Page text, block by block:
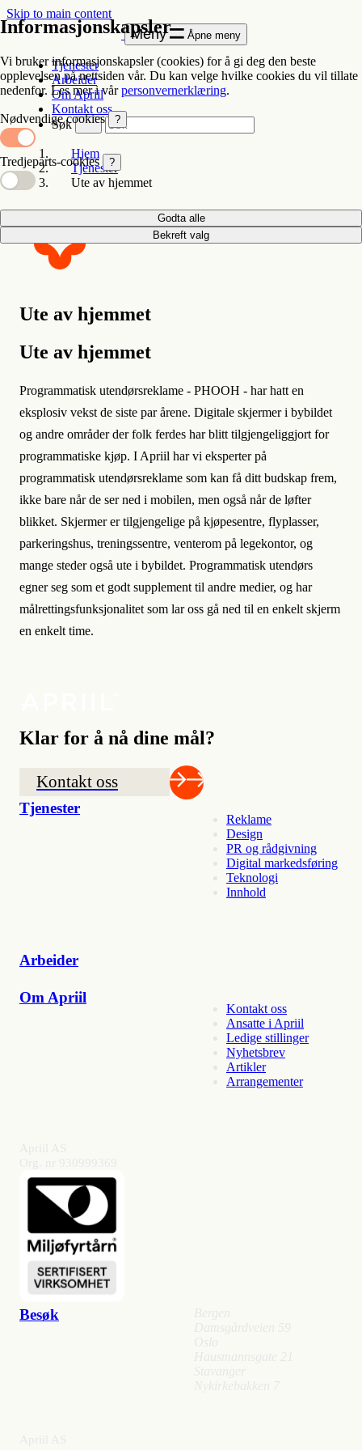
Skip to main content
Meny Åpne meny
Tjenester
Arbeider
Om Apriil
Kontakt oss
Søk
Hjem
Tjenester
Ute av hjemmet
Ute av hjemmet
Ute av hjemmet
Programmatisk utendørsreklame - PHOOH - har hatt en
eksplosiv vekst de siste par årene. Digitale skjermer i bybildet
og andre områder der folk ferdes har blitt tilgjengeliggjort for
programmatiske kjøp. I Apriil har vi eksperter på
programmatisk utendørsreklame som kan få ditt budskap frem,
ikke bare når de ser ned i mobilen, men også når de løfter
blikket. Skjermer er tilgjengelige på kjøpesentre, flyplasser,
parkeringshus, treningssentre, venterom på legekontor, og
mange steder også ute i bybildet. Programmatisk utendørs
egner seg som et godt supplement til andre medier, og har
målrettingsfunksjonalitet som lar oss gå ned til en enkelt skjerm
en enkelt time.
Klar for å nå dine mål?
Kontakt oss
Tjenester
Reklame
Design
PR og rådgivning
Digital markedsføring
Teknologi
Innhold
Arbeider
Besøk
Om Apriil
Kontakt oss
Ansatte i Apriil
Ledige stillinger
Nyhetsbrev
Artikler
Arrangementer
Informasjonskapsler
Vi bruker informasjonskapsler (cookies) for å gi deg den beste
opplevelsen på nettsiden vår. Du kan velge hvilke cookies du vil tillate
nedenfor. Les mer i vårpersonvernerklæring.
Nødvendige cookies ?
Tredjeparts-cookies ?
Godta alle
Bekreft valg